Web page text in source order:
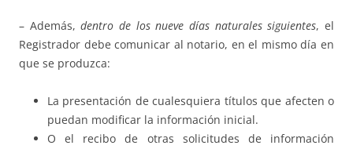
– Además,dentro de los nueve días naturales siguientes, el
Registrador debe comunicar al notario, en el mismo día en
que se produzca:
La presentación de cualesquiera títulos que afecten o
puedan modificar la información inicial.
O el recibo de otras solicitudes de información